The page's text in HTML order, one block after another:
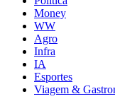
Money
WW
Agro
Infra
IA
Esportes
Viagem &